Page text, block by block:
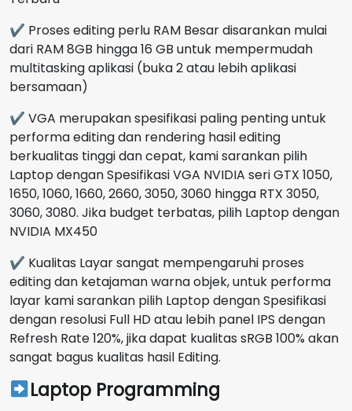
✔ Proses editing perlu RAM Besar disarankan mulai
dari RAM 8GB hingga 16 GB untuk mempermudah
multitasking aplikasi (buka 2 atau lebih aplikasi
bersamaan)
✔ VGA merupakan spesifikasi paling penting untuk
performa editing dan rendering hasil editing
berkualitas tinggi dan cepat, kami sarankan pilih
Laptop dengan Spesifikasi VGA NVIDIA seri GTX 1050,
1650, 1060, 1660, 2660, 3050, 3060 hingga RTX 3050,
3060, 3080. Jika budget terbatas, pilih Laptop dengan
NVIDIA MX450
✔ Kualitas Layar sangat mempengaruhi proses
editing dan ketajaman warna objek, untuk performa
layar kami sarankan pilih Laptop dengan Spesifikasi
dengan resolusi Full HD atau lebih panel IPS dengan
Refresh Rate 120%, jika dapat kualitas sRGB 100% akan
sangat bagus kualitas hasil Editing.
Laptop Programming